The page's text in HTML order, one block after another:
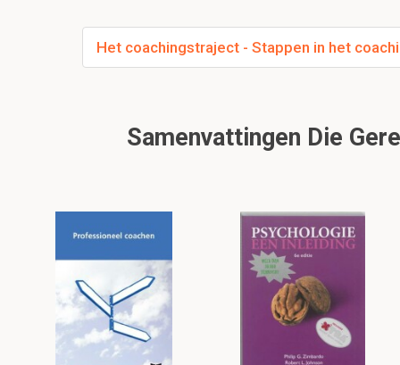
Het coachingstraject - Stappen in het
Samenvattingen Die